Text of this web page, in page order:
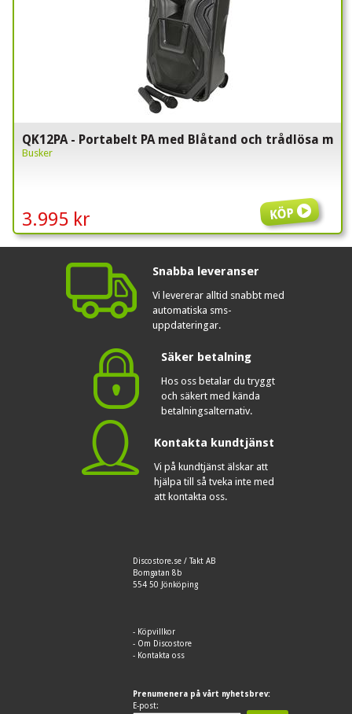
QK12PA - Portabelt PA med Blåtand och trådlösa
3.995 kr
Busker
Köp
Snabba leveranser
Vi levererar alltid snabbt med
automatiska sms-
uppdateringar.
Säker betalning
Hos oss betalar du tryggt
och säkert med kända
betalningsalternativ.
Kontakta kundtjänst
Vi på kundtjänst älskar att
hjälpa till så tveka inte med
att kontakta oss.
Discostore.se / Takt AB
Bomgatan 8b
554 50 Jönköping
- Köpvillkor
- Om Discostore
- Kontakta oss
Prenumenera på vårt nyhetsbrev:
E-post: